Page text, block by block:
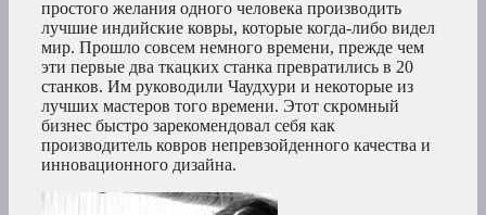
простого желания одного человека производить
лучшие индийские ковры, которые когда-либо видел
мир. Прошло совсем немного времени, прежде чем
эти первые два ткацких станка превратились в 20
станков. Им руководили Чаудхури и некоторые из
лучших мастеров того времени. Этот скромный
бизнес быстро зарекомендовал себя как
производитель ковров непревзойденного качества и
инновационного дизайна.